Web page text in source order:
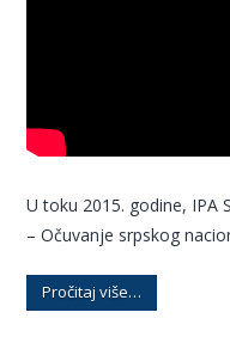
U toku 2015. godine, IPA
– Očuvanje srpskog
Pročitaj više…